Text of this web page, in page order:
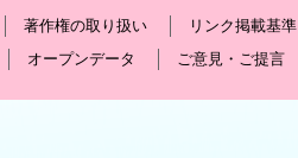
著作権の取り扱い リンク掲載基準
オープンデータ
ご意見・ご提言